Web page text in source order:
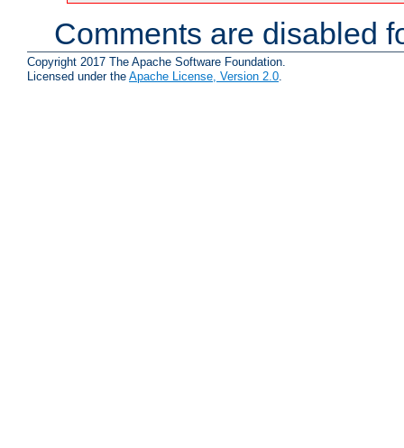
Comments are disabled
Copyright 2017 The Apache Software Foundation.
Licensed under the Apache License, Version 2.0